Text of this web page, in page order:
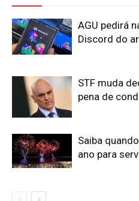
AGU pedirá
Discord do ar
STF muda
pena de
Saiba
ano para